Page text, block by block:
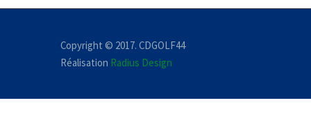
Copyright © 2017. CDGOLF44
Réalisation Radius Design